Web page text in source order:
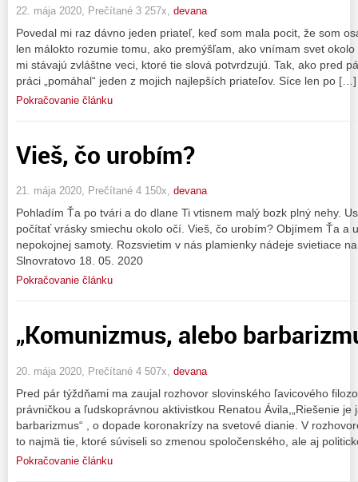
22. mája 2020, Prečítané 3 257x, devana
Povedal mi raz dávno jeden priateľ, keď som mala pocit, že som
len málokto rozumie tomu, ako premýšľam, ako vnímam svet
mi stávajú zvláštne veci, ktoré tie slová potvrdzujú. Tak, ako pred
práci „pomáhal“ jeden z mojich najlepších priateľov. Síce len po […]
Pokračovanie článku
Vieš, čo urobím?
21. mája 2020, Prečítané 4 150x, devana
Pohladím Ťa po tvári a do dlane Ti vtisnem malý bozk plný nehy.
počítať vrásky smiechu okolo očí. Vieš, čo urobím? Objímem Ťa a
nepokojnej samoty. Rozsvietim v nás plamienky nádeje svietiace
Slnovratovo 18. 05. 2020
Pokračovanie článku
„Komunizmus, alebo
20. mája 2020, Prečítané 4 507x, devana
Pred pár týždňami ma zaujal rozhovor slovinského ľavicového
právničkou a ľudskoprávnou aktivistkou Renatou Ávila,„Riešenie je
barbarizmus“ , o dopade koronakrízy na svetové dianie. V
to najmä tie, ktoré súviseli so zmenou spoločenského, ale aj
Pokračovanie článku